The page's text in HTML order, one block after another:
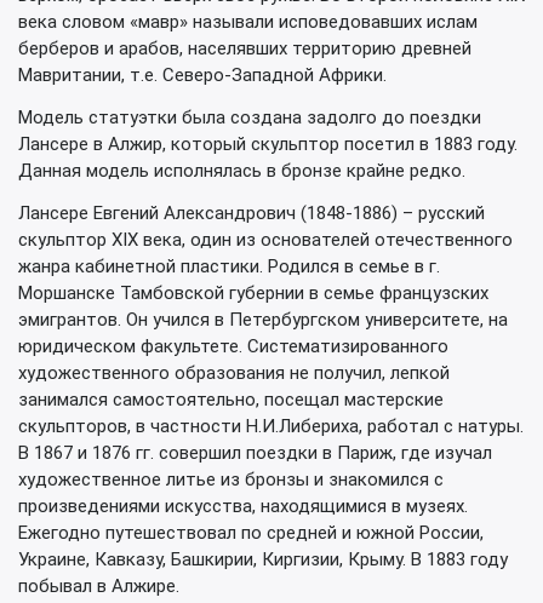
века словом «мавр» называли исповедовавших ислам
берберов и арабов, населявших территорию древней
Мавритании, т.е. Северо-Западной Африки.
Модель статуэтки была создана задолго до поездки
Лансере в Алжир, который скульптор посетил в 1883 году.
Данная модель исполнялась в бронзе крайне редко.
Лансере Евгений Александрович (1848-1886) – русский
скульптор XIX века, один из основателей отечественного
жанра кабинетной пластики. Родился в семье в г.
Моршанске Тамбовской губернии в семье французских
эмигрантов. Он учился в Петербургском университете, на
юридическом факультете. Систематизированного
художественного образования не получил, лепкой
занимался самостоятельно, посещал мастерские
скульпторов, в частности Н.И.Либериха, работал с натуры.
В 1867 и 1876 гг. совершил поездки в Париж, где изучал
художественное литье из бронзы и знакомился с
произведениями искусства, находящимися в музеях.
Ежегодно путешествовал по средней и южной России,
Украине, Кавказу, Башкирии, Киргизии, Крыму. В 1883 году
побывал в Алжире.